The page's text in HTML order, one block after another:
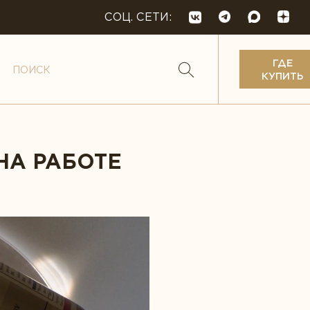
СОЦ. СЕТИ:
и веганство
ГДЕ
КУПИТЬ
РАБОТЕ